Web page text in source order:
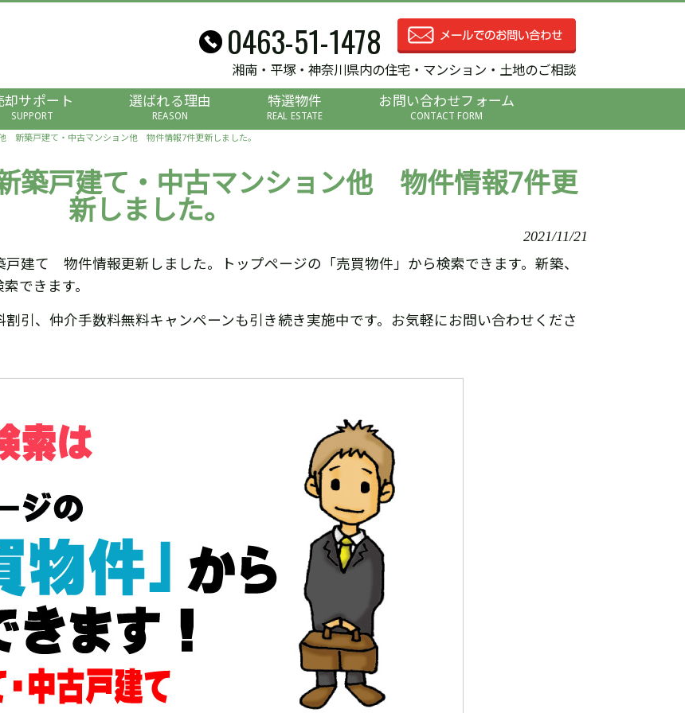
0463-51-1478
湘南・平塚・神奈川県内の住宅・マンション・土地のご相談
却サポート
SUPPORT
選ばれる理由
REASON
特選物件
REAL ESTATE
お問い合わせフォーム
CONTACT FORM
新築戸建て・中古マンション他 物件情報7件更新しました。
戸建て・中古マンション他 物件情報7件更
新しました。
2021/11/21
て 物件情報更新しました。トップページの「売買物件」から検索できます。新築、
できます。
引、仲介手数料無料キャンペーンも引き続き実施中です。お気軽にお問い合わせくださ